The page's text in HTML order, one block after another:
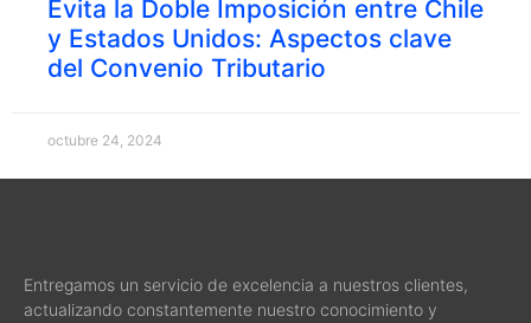
Evita la Doble Imposición entre Chile
y Estados Unidos: Aspectos clave
del Convenio Tributario
octubre 24, 2024
Entregamos un servicio de excelencia a nuestros clientes,
actualizando constantemente nuestro conocimiento y